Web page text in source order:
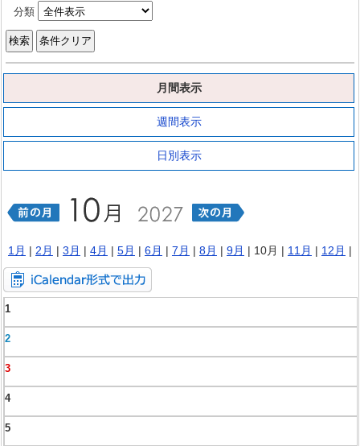
分類
月間表示
週間表示
日別表示
1月 | 2月 | 3月 | 4月 | 5月 | 6月 | 7月 | 8月 | 9月 | 10月 | 11月 | 12月 |
1
2
3
4
5